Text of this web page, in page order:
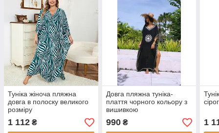
Туніка жіноча пляжна
довга в полоску великого
розміру
1 112 ₴
Довга пляжна туніка-
плаття чорного кольору з
вишивкою
990₴ 1